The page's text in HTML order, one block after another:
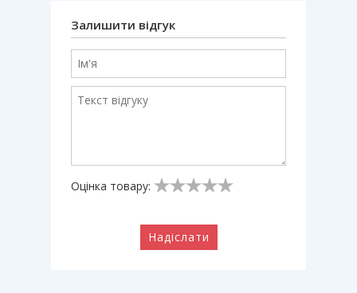
Залишити відгук
Оцінка товару:
Надіслати